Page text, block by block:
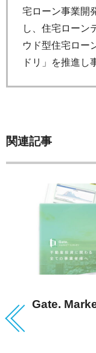
宅ローン事業開
し、住宅ローン
ウド型住宅ロー
ドリ」を推進し
関連記事
Gate.